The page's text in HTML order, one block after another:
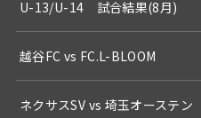
U-13/U-14 試合結果(8月)
越谷FC vs FC.L-BLOOM
ネクサスSV vs 埼玉オーステン